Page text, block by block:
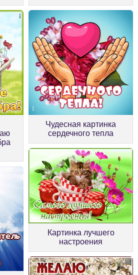
Чудесная картинка
сердечного тепла
Картинка лучшего
настроения